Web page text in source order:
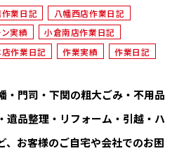
業日記
八幡西店作業日記
実績
小倉南店作業日記
作業日記
作業実績 作業日記
・門司・下関の粗大ごみ・不用品
遺品整理・リフォーム・引越・ハ
、お客様のご自宅や会社でのお困